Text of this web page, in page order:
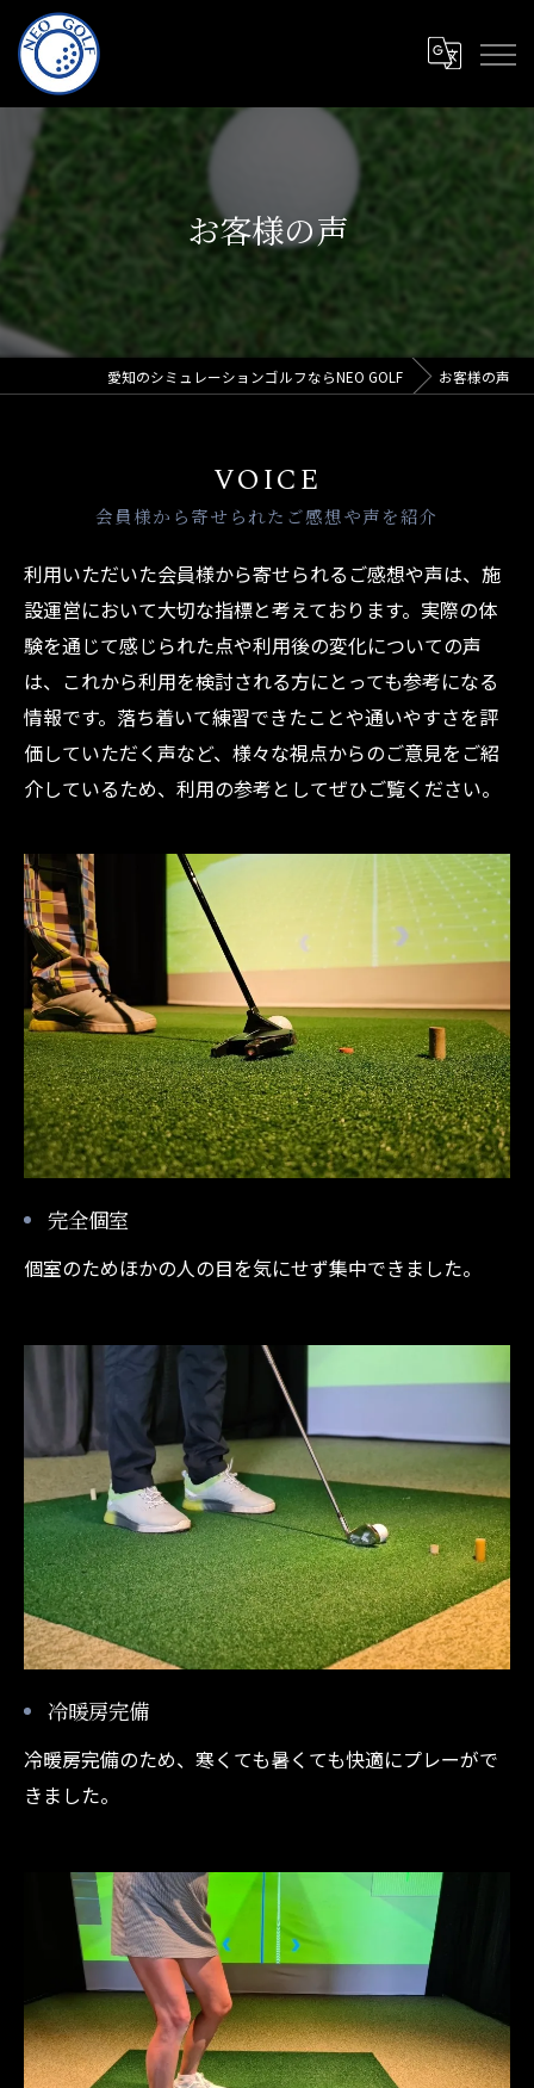
お客様の声
愛知のシミュレーションゴルフならNEO GOLF お客様の声
VOICE
会員様から寄せられたご感想や声を紹介
利用いただいた会員様から寄せられるご感想や声は、施
設運営において大切な指標と考えております。実際の体
験を通じて感じられた点や利用後の変化についての声
は、これから利用を検討される方にとっても参考になる
情報です。落ち着いて練習できたことや通いやすさを評
価していただく声など、様々な視点からのご意見をご紹
介しているため、利用の参考としてぜひご覧ください。
完全個室
個室のためほかの人の目を気にせず集中できました。
冷暖房完備
冷暖房完備のため、寒くても暑くても快適にプレーがで
きました。
公式LINE